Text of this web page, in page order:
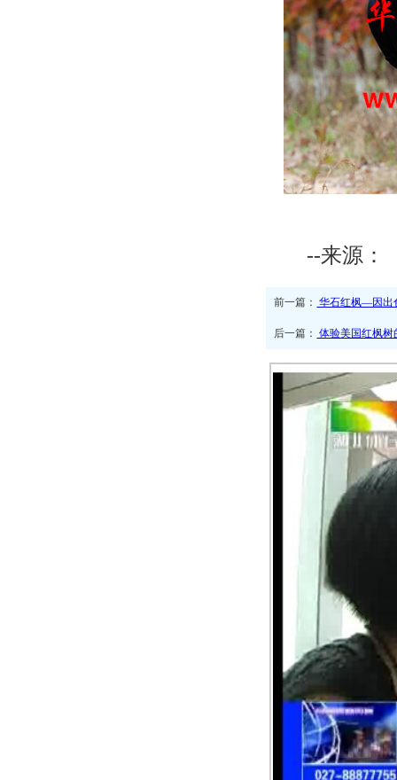
--来源：
前一篇： 华石红枫—因出
后一篇： 体验美国红枫树